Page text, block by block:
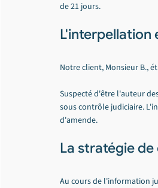
de 21 jours.
L'interpellation
Notre client, Monsieur B.,
Suspecté d'être l'auteur
sous contrôle judiciaire.
d'amende.
La stratégie
Au cours de l'information